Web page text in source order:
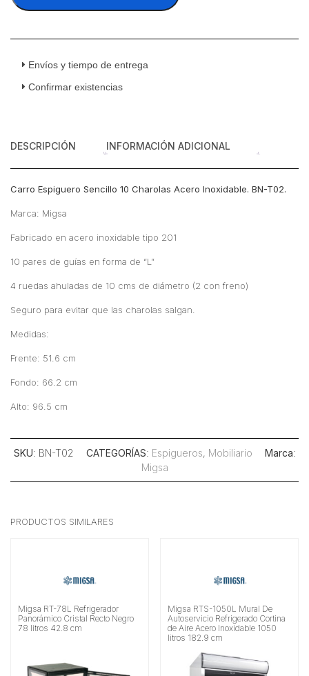
Espiguero
10
Acero
cantidad
Envíos y tiempo de entrega
Confirmar existencias
DESCRIPCIÓN INFORMACIÓN ADICIONAL
Carro Espiguero Sencillo 10 Charolas Acero Inoxidable. BN-T02.
Marca: Migsa
Fabricado en acero inoxidable tipo 201
10 pares de guías en forma de “L”
4 ruedas ahuladas de 10 cms de diámetro (2 con freno)
Seguro para evitar que las charolas salgan.
Medidas:
Frente: 51.6 cm
Fondo: 66.2 cm
Alto: 96.5 cm
SKU: BN-T02 CATEGORÍAS: Espigueros, Mobiliario Marca:
Migsa
PRODUCTOS SIMILARES
Migsa RT-78L Refrigerador
Panorámico Cristal Recto Negro
78 litros 42.8 cm
Migsa RTS-1050L Mural De
Autoservicio Refrigerado Cortina
de Aire Acero Inoxidable 1050
litros 182.9 cm